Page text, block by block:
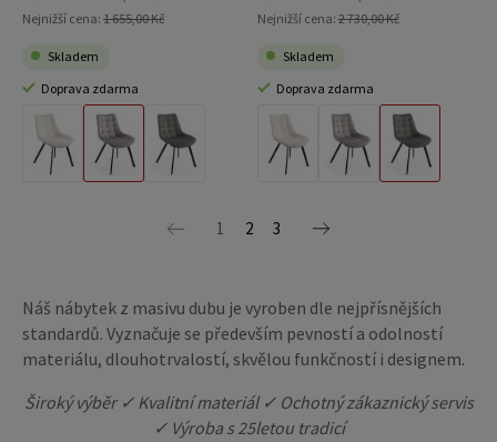
Nejnižší cena: 1 655,00 Kč
Skladem
Doprava zdarma
Nejnižší cena:2 730,00 Kč
Skladem
Doprava zdarma
1 2 3
Náš nábytek z masivu dubu je vyroben dle nejpřísnějších
standardů. Vyznačuje se především pevností a odolností
materiálu, dlouhotrvalostí, skvělou funkčností i designem.
Široký výběr ✓ Kvalitní materiál ✓ Ochotný zákaznický servis
✓ Výroba s 25letou tradicí